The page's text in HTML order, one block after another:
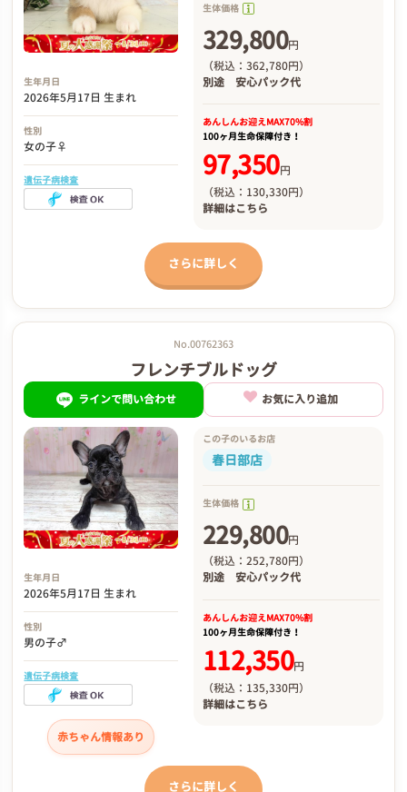
生年月日
2026年5月17日 生まれ
性別
女の子♀
遺伝子病検査
生体価格
329,800円
（税込：362,780円）
別途 安心パック代
あんしんお迎えMAX70%割
100ヶ月生命保障付き！
97,350円
（税込：130,330円）
詳細はこちら
さらに詳しく
No.00762363
フレンチブルドッグ
ラインで問い合わせ お気に入り追加
生年月日
2026年5月17日 生まれ
性別
男の子♂
遺伝子病検査
赤ちゃん情報あり
この子のいるお店
春日部店
生体価格
229,800円
（税込：252,780円）
別途 安心パック代
あんしんお迎えMAX70%割
100ヶ月生命保障付き！
112,350円
（税込：135,330円）
詳細はこちら
さらに詳しく